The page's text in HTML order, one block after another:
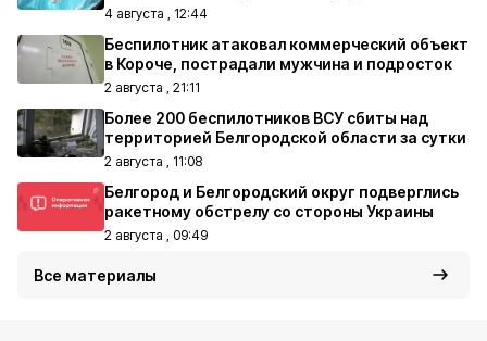
4 августа , 12:44
Беспилотник атаковал коммерческий объект
в Короче, пострадали мужчина и подросток
2 августа , 21:11
Более 200 беспилотников ВСУ сбиты над
территорией Белгородской области за сутки
2 августа , 11:08
Белгород и Белгородский округ подверглись
ракетному обстрелу со стороны Украины
2 августа , 09:49
Все материалы